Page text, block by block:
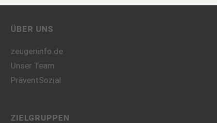
ÜBER UNS
zeugeninfo.de
Unser Team
PräventSozial
ZIELGRUPPEN